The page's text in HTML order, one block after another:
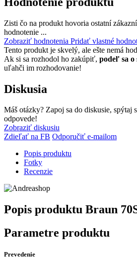
Zisti čo na produkt hovoria ostatní
hodnotenie ...
Zobraziť hodnotenia Pridať vlastné
Tento produkt je skvelý, ale ešte nemá
Ak si sa rozhodol ho zakúpiť, podeľ sa o
uľahči im rozhodovanie!
Diskusia
Máš otázky? Zapoj sa do diskusie, spýtaj
odpovede!
Zobraziť diskusiu
Zdieľať na FB Odporučiť e-mailom
Popis produktu
Fotky
Recenzie
Popis produktu Braun
Parametre produktu
Prevedenie